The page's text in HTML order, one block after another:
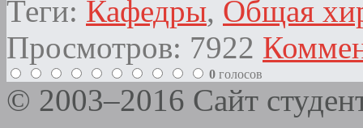
Теги: Кафедры, Общая
Просмотров: 7922
0 голосов
© 2003–2016 Сайт